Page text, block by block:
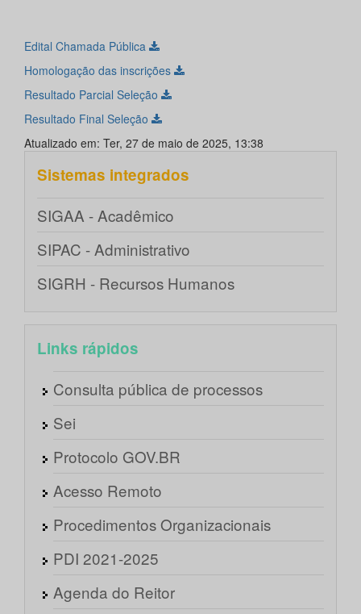
Edital Chamada Pública
Homologação das inscrições
Resultado Parcial Seleção
Resultado Final Seleção
Atualizado em: Ter, 27 de maio de 2025, 13:38
Sistemas integrados
SIGAA - Acadêmico
SIPAC - Administrativo
SIGRH - Recursos Humanos
Links rápidos
Consulta pública de processos
Sei
Protocolo GOV.BR
Acesso Remoto
Procedimentos Organizacionais
PDI 2021-2025
Agenda do Reitor